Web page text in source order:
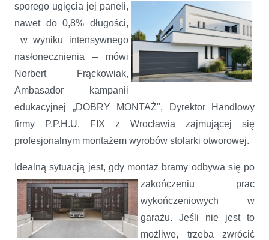
sporego ugięcia jej paneli,
nawet do 0,8% długości,
w wyniku intensywnego
nasłonecznienia – mówi
Norbert Frąckowiak,
Ambasador kampanii
edukacyjnej „DOBRY MONTAŻ", Dyrektor Handlowy
firmy P.P.H.U. FIX z Wrocławia zajmującej się
profesjonalnym montażem wyrobów stolarki otworowej.
Idealną sytuacją jest, gdy montaż bramy odbywa się po
zakończeniu prac
wykończeniowych w
garażu. Jeśli nie jest to
możliwe, trzeba zwrócić